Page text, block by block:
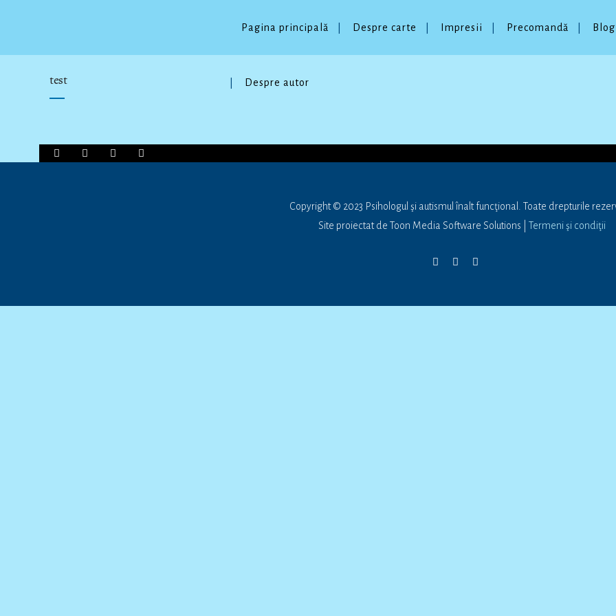
Pagina principală Despre carte Impresii Precomandă Blog
Despre autor
test
Copyright © 2023 Psihologul şi autismul înalt funcţional. Toate drepturile
Site proiectat de Toon Media Software Solutions | Termeni şi condiţii